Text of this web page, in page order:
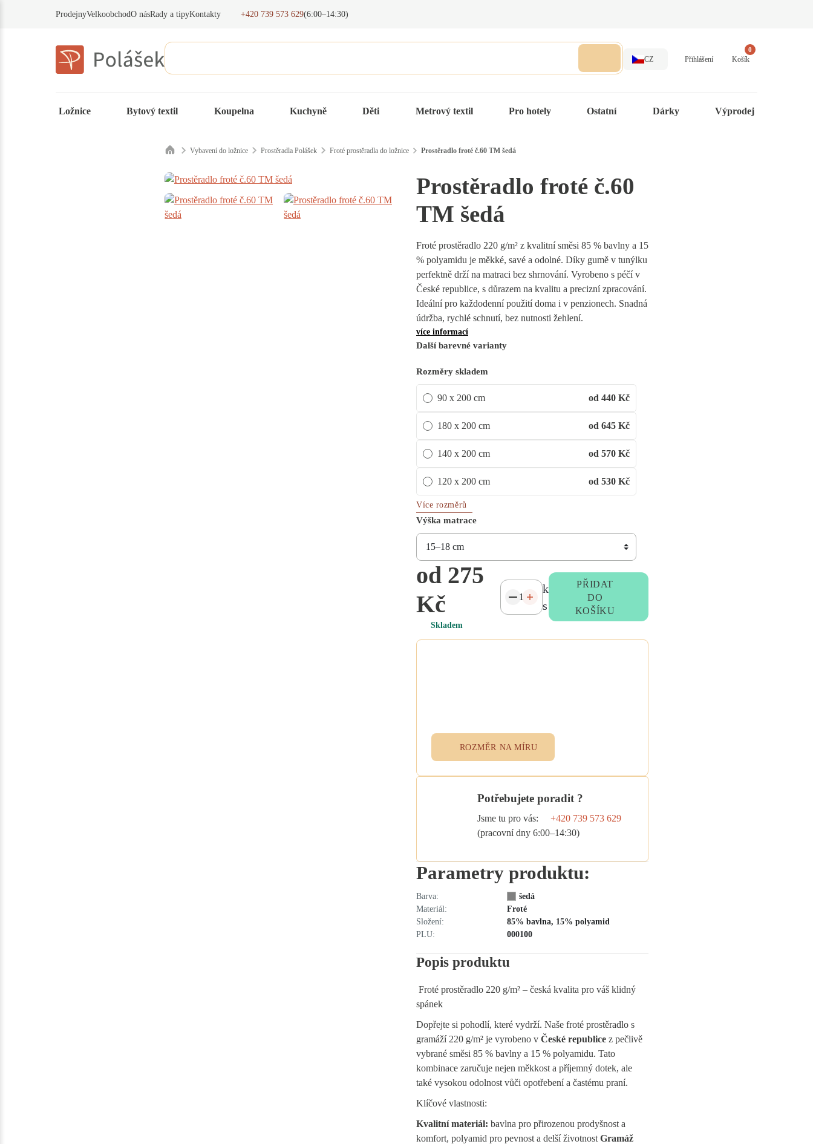
ProdejnyVelkoobchodO násRady a tipyKontakty +420 739 573 629(6:00–14:30)
CZ Přihlášení
0
Košík
Ložnice Bytový textil Koupelna Kuchyně Děti Metrový textil Pro hotely Ostatní Dárky Výprodej
Vybavení do ložnice Prostěradla Polášek Froté prostěradla do ložnice Prostěradlo froté č.60 TM šedá
Prostěradlo froté č.60
TM šedá
Froté prostěradlo 220 g/m² z kvalitní směsi 85 % bavlny a 15
% polyamidu je měkké, savé a odolné. Díky gumě v tunýlku
perfektně drží na matraci bez shrnování. Vyrobeno s péčí v
České republice, s důrazem na kvalitu a precizní zpracování.
Ideální pro každodenní použití doma i v penzionech. Snadná
údržba, rychlé schnutí, bez nutnosti žehlení.
více informací
Další barevné varianty
Rozměry skladem
90 x 200 cm od 440 Kč
180 x 200 cm od 645 Kč
140 x 200 cm od 570 Kč
120 x 200 cm od 530 Kč
Více rozměrů
Výška matrace
od 275
Kč
Skladem
k
s
PŘIDAT
DO
KOŠÍKU
ROZMĚR NA MÍRU
Potřebujete poradit ?
Jsme tu pro vás:
+420 739 573 629
(pracovní dny 6:00–14:30)
Parametry produktu:
Barva:
šedá
Materiál:
Froté
Složení:
85% bavlna, 15% polyamid
PLU:
000100
Popis produktu
Froté prostěradlo 220 g/m² – česká kvalita pro váš klidný
spánek
Dopřejte si pohodlí, které vydrží. Naše froté prostěradlo s
gramáží 220 g/m² je vyrobeno v České republice z pečlivě
vybrané směsi 85 % bavlny a 15 % polyamidu. Tato
kombinace zaručuje nejen měkkost a příjemný dotek, ale
také vysokou odolnost vůči opotřebení a častému praní.
Klíčové vlastnosti:
Kvalitní materiál: bavlna pro přirozenou prodyšnost a
komfort, polyamid pro pevnost a delší životnost Gramáž